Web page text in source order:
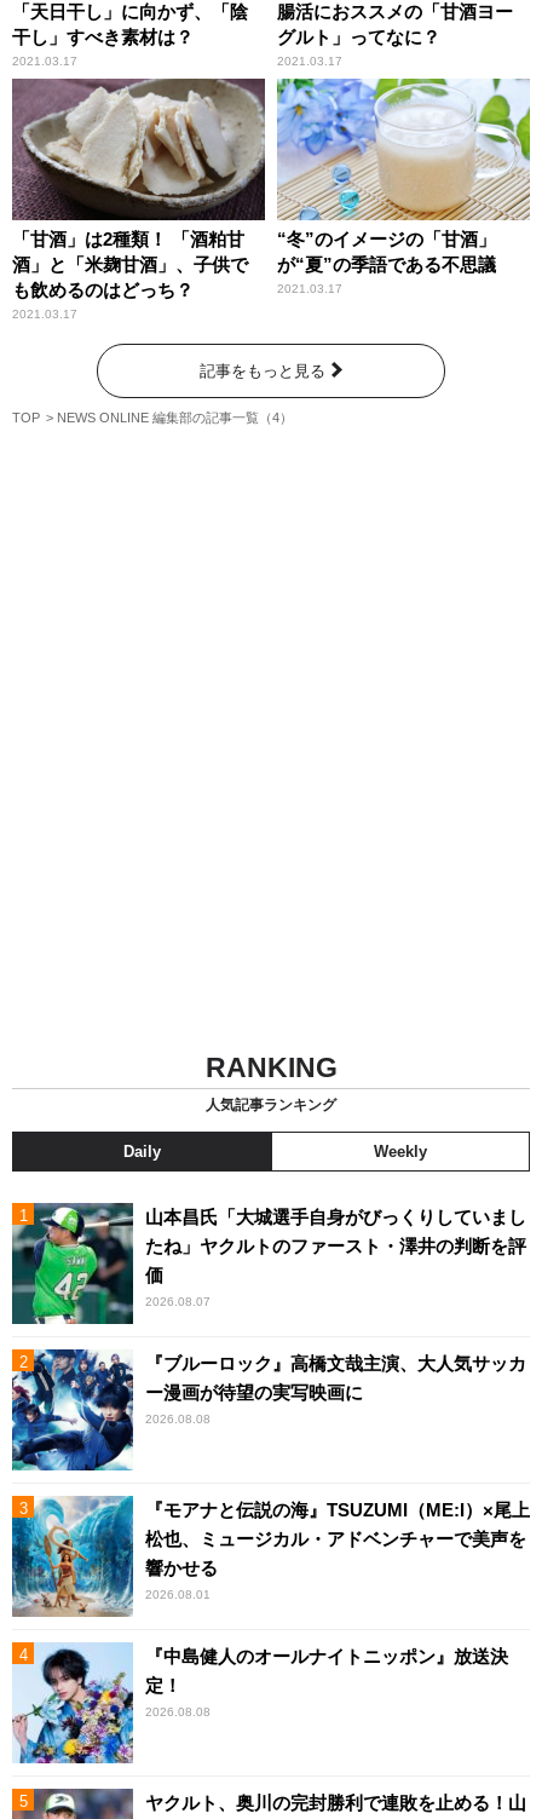
「天日干し」に向かず、「陰
干し」すべき素材は？
2021.03.17
腸活におススメの「甘酒ヨー
グルト」ってなに？
2021.03.17
「甘酒」は2種類！ 「酒粕甘
酒」と「米麹甘酒」、子供で
も飲めるのはどっち？
2021.03.17
“冬”のイメージの「甘酒」
が“夏”の季語である不思議
2021.03.17
記事をもっと見る
TOP NEWS ONLINE 編集部の記事一覧（4）
RANKING
人気記事ランキング
Daily Weekly
山本昌氏「大城選手自身がびっくりしていまし
たね」ヤクルトのファースト・澤井の判断を評
価
2026.08.07
『ブルーロック』高橋文哉主演、大人気サッカ
ー漫画が待望の実写映画に
2026.08.08
『モアナと伝説の海』TSUZUMI（ME:I）×尾上
松也、ミュージカル・アドベンチャーで美声を
響かせる
2026.08.01
『中島健人のオールナイトニッポン』放送決
定！
2026.08.08
ヤクルト、奥川の完封勝利で連敗を止める！山